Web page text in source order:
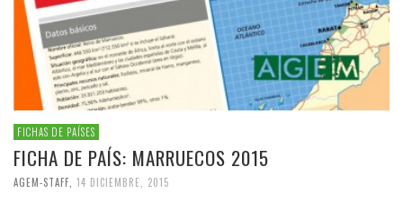
FICHAS DE PAÍSES
FICHA DE PAÍS: MARRUECOS 2015
AGEM-STAFF 14 DICIEMBRE, 2015